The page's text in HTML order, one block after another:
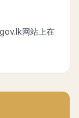
网站上在